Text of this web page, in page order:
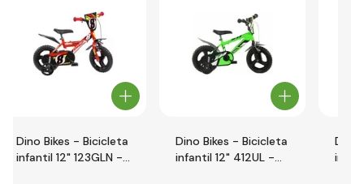
Dino Bikes - Bicicleta
infantil 12" 123GLN -
Dino Bikes - Bicicleta
infantil 12" 412UL -
Dino